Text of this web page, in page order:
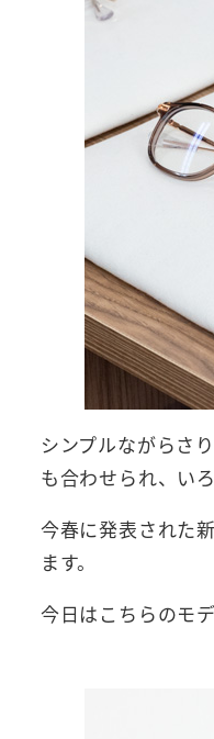
シンプルながらさ
も合わせられ、い
今春に発表された
ます。
今日はこちらのモ